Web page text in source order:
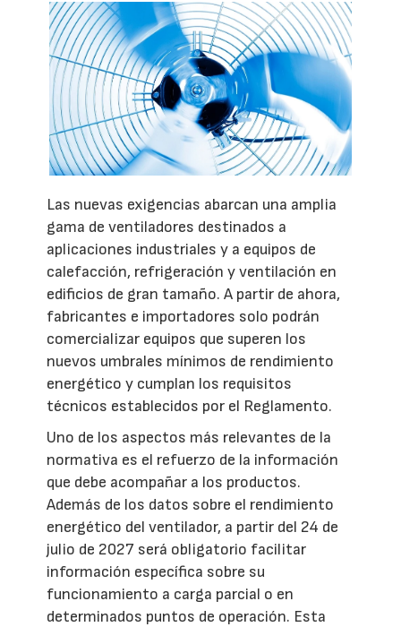
Las nuevas exigencias abarcan una amplia
gama de ventiladores destinados a
aplicaciones industriales y a equipos de
calefacción, refrigeración y ventilación en
edificios de gran tamaño. A partir de ahora,
fabricantes e importadores solo podrán
comercializar equipos que superen los
nuevos umbrales mínimos de rendimiento
energético y cumplan los requisitos
técnicos establecidos por el Reglamento.
Uno de los aspectos más relevantes de la
normativa es el refuerzo de la información
que debe acompañar a los productos.
Además de los datos sobre el rendimiento
energético del ventilador, a partir del 24 de
julio de 2027 será obligatorio facilitar
información específica sobre su
funcionamiento a carga parcial o en
determinados puntos de operación. Esta